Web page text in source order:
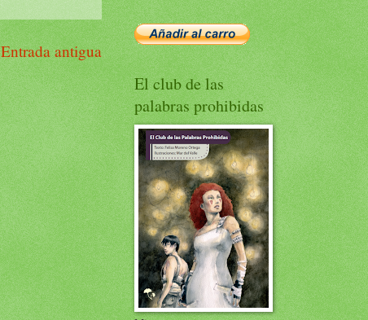
Entrada antigua
El club de las
palabras prohibidas